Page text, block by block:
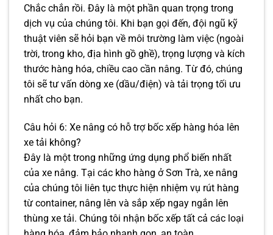
Chắc chắn rồi. Đây là một phần quan trọng trong
dịch vụ của chúng tôi. Khi bạn gọi đến, đội ngũ kỹ
thuật viên sẽ hỏi bạn về môi trường làm việc (ngoài
trời, trong kho, địa hình gồ ghề), trọng lượng và kích
thước hàng hóa, chiều cao cần nâng. Từ đó, chúng
tôi sẽ tư vấn dòng xe (dầu/điện) và tải trọng tối ưu
nhất cho bạn.
Câu hỏi 6: Xe nâng có hỗ trợ bốc xếp hàng hóa lên
xe tải không?
Đây là một trong những ứng dụng phổ biến nhất
của xe nâng. Tại các kho hàng ở Sơn Trà, xe nâng
của chúng tôi liên tục thực hiện nhiệm vụ rút hàng
từ container, nâng lên và sắp xếp ngay ngắn lên
thùng xe tải. Chúng tôi nhận bốc xếp tất cả các loại